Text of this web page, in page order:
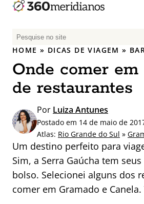
P
e
q
u
i
a
r
p
o
r
:
HOME » DICAS DE VIAGEM »
Onde comer em
de restaurantes
Por Luiza Antunes
Postado em 14 de maio de
Atlas: Rio Grande do Sul »
Um destino perfeito para
Sim, a Serra Gaúcha tem
bolso. Selecionei alguns dos
comer em Gramado e